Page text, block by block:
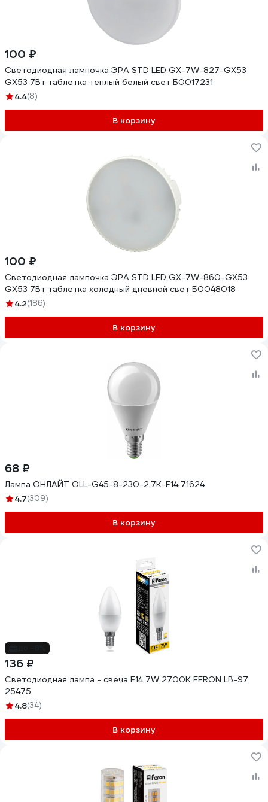
100 ₽
Светодиодная лампочка ЭРА STD LED GX-7W-827-GX53
GX53 7Вт таблетка теплый белый свет Б0017231
4.4(8)
В корзину
100 ₽
Светодиодная лампочка ЭРА STD LED GX-7W-860-GX53
GX53 7Вт таблетка холодный дневной свет Б0048018
4.2(186)
В корзину
68 ₽
Лампа ОНЛАЙТ OLL-G45-8-230-2.7K-E14 71624
4.7(309)
В корзину
136 ₽
Светодиодная лампа - свеча E14 7W 2700K FERON LB-97
25475
4.8(34)
В корзину